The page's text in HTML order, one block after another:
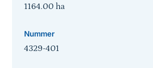
1164.00 ha
Nummer
4329-401